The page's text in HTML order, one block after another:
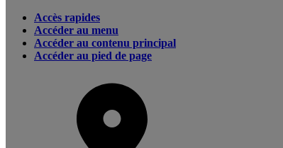
Accès rapides
Accéder au menu
Accéder au contenu principal
Accéder au pied de page